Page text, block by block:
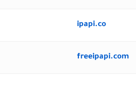
ipapi.co
freeipapi.com